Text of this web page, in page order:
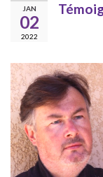
JAN
02
2022